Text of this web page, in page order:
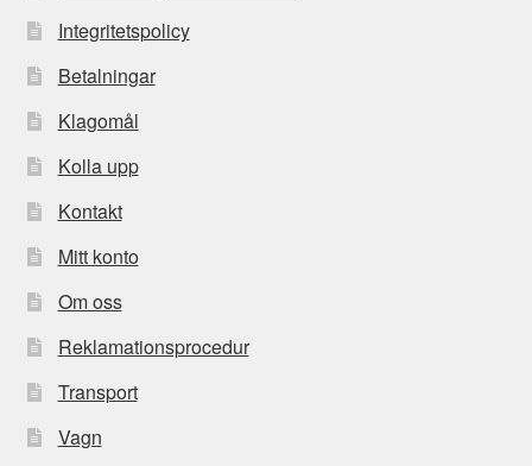
Integritetspolicy
Betalningar
Klagomål
Kolla upp
Kontakt
Mitt konto
Om oss
Reklamationsprocedur
Transport
Vagn